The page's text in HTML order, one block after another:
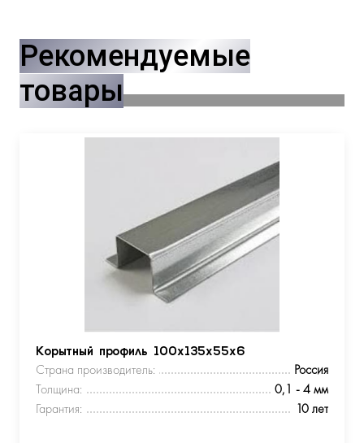
Рекомендуемые
товары
Корытный профиль 100х135х55х6
Страна производитель:
Россия
Толщина:
0,1 - 4 мм
Гарантия:
10 лет